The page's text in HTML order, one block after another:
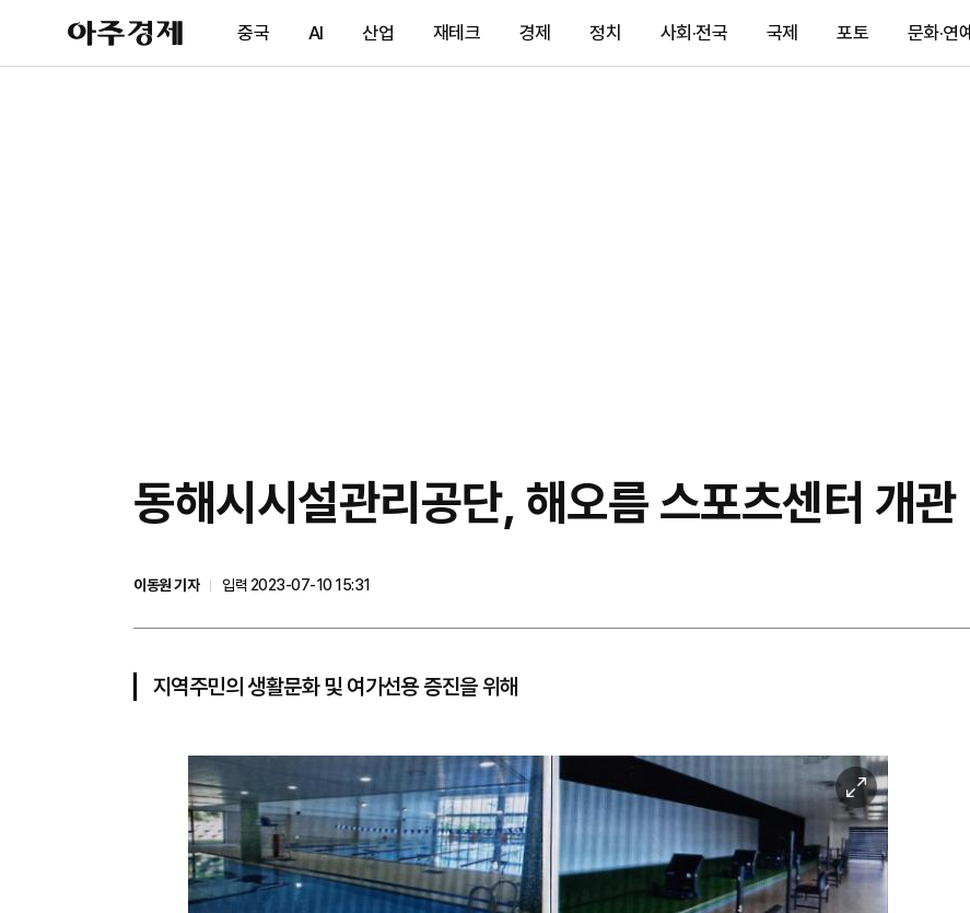
아
주
제
중국 AI 산업 재테크 경제 정치 사회·전국 국제 포토 문화·연예
동해시시설관리공단, 해오름 스포츠센터 개관
이동원 기자
입력 2023-07-10 15:31
지역주민의 생활문화 및 여가선용 증진을 위해
이
미
지
확